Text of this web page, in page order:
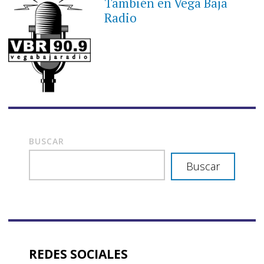
Radio
BUSCAR
Buscar
REDES SOCIALES